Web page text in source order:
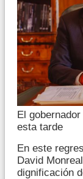
El
esta tarde
En este
David
dignificación